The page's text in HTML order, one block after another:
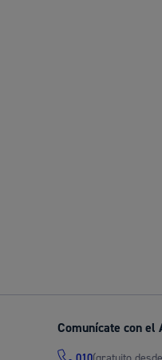
Comunícate con el